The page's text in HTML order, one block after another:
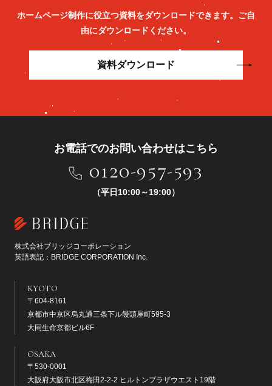
ホームページ制作に役立つ資料をダウンロードできます。 ご自
由にダウンロードください。
資料ダウンロード
お電話でのお問い合わせはこちら
0120-957-593
（平日10:00～19:00）
株式会社ブリッジコーポレーション
英語表記：BRIDGE CORPORATION Inc.
KYOTO
〒604-8161
京都市中京区烏丸通三条下ル饅頭屋町595-3
大同生命京都ビル6F
OSAKA
〒530-0001
大阪府大阪市北区梅田2-2-2 ヒルトンプラザウエスト19階